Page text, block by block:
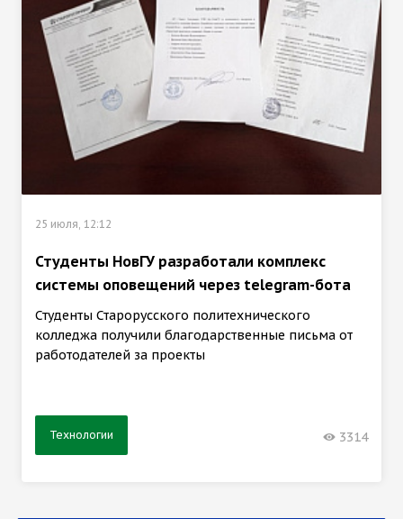
25 июля, 12:12
Студенты НовГУ разработали комплекс
системы оповещений через telegram-бота
Студенты Старорусского политехнического
колледжа получили благодарственные письма от
работодателей за проекты
Технологии 3314